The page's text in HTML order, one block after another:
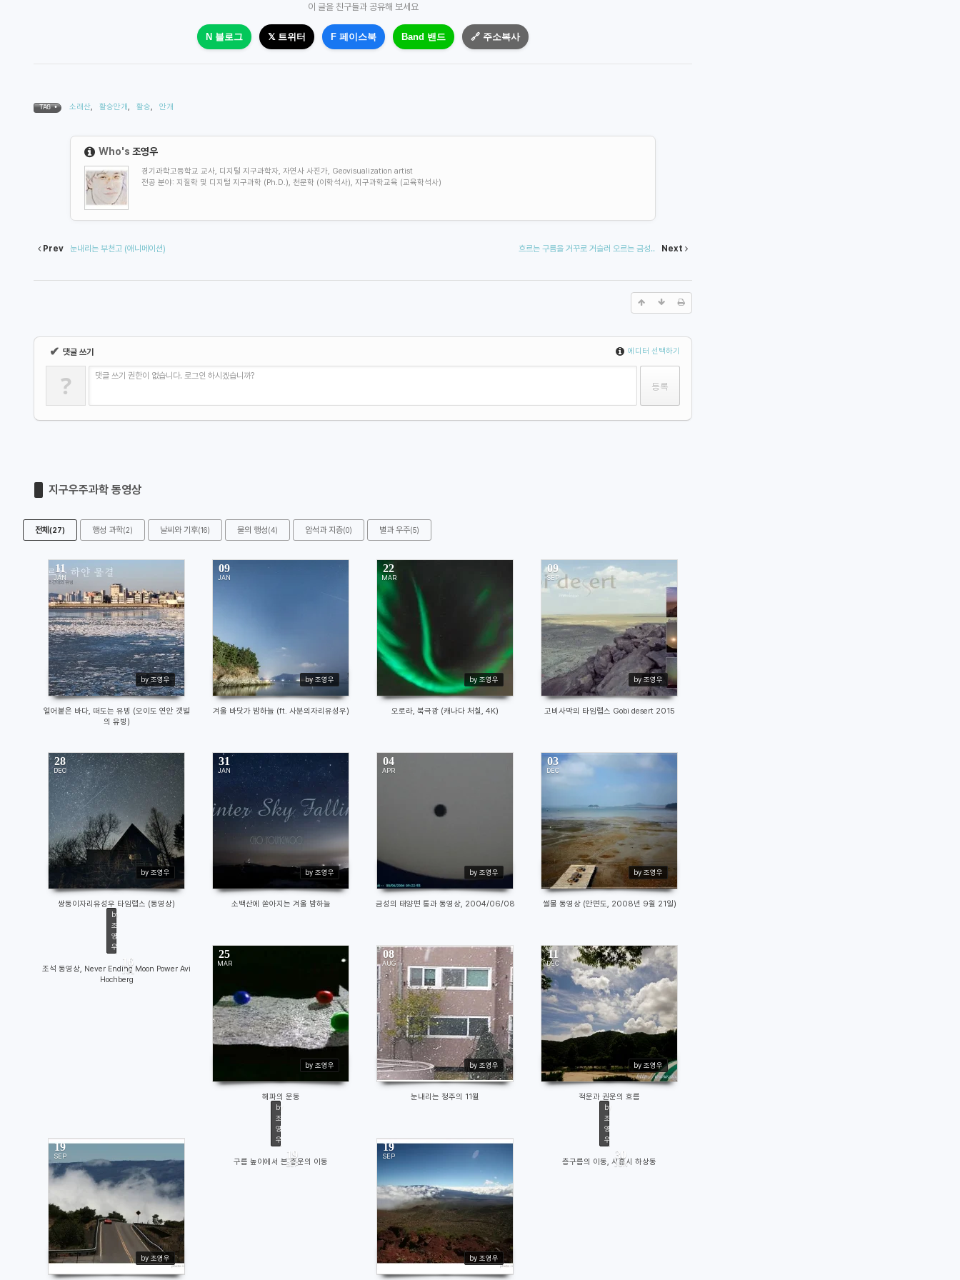
이 글을 친구들과 공유해 보세요
N 블로그 𝕏 트위터 F 페이스북 Band 밴드 🔗 주소복사
TAG • 소래산, 활승안개, 활승, 안개
Who's 조영우
경기과학고등학교 교사, 디지털 지구과학자, 자연사 사진가, Geovisualization artist
전공 분야: 지질학 및 디지털 지구과학 (Ph.D.), 천문학 (이학석사), 지구과학교육 (교육학석사)
Prev 눈내리는 부천고 (애니메이션) 흐르는 구름을 거꾸로 거슬러 오르는 금성.. Next
✔ 댓글 쓰기 에디터 선택하기
? 댓글 쓰기 권한이 없습니다. 로그인 하시겠습니까?
지구우주과학 동영상
전체 (27) 행성 과학(2) 날씨와 기후(16) 물의 행성(4) 암석과 지층(0) 별과 우주(5)
11
JAN
by 조영우
591
얼어붙은 바다, 떠도는 유빙 (오이도 연안 갯벌
의 유빙)
09
JAN
by 조영우
겨울 바닷가 밤하늘 (ft. 사분의자리유성우)
22
MAR
by 조영우
2965
오로라, 북극광 (캐나다 처칠, 4K)
09
SEP
by 조영우
고비사막의 타임랩스 Gobi desert 2015
28
DEC
by 조영우
2982
쌍둥이자리유성우 타임랩스 (동영상)
31
JAN
by 조영우
9346
소백산에 쏟아지는 겨울 밤하늘
04
APR
by 조영우
금성의 태양면 통과 동영상, 2004/06/08
03
DEC
by 조영우
썰물 동영상 (안면도, 2008년 9월 21일)
16
JUL
by
조
영
우
조석 동영상, Never Ending Moon Power Avi
Hochberg
25
MAR
by 조영우
11383
해파의 운동
08
AUG
by 조영우
14054
눈내리는 청주의 11월
11
DEC
by 조영우
14726
적운과 권운의 흐름
19
SEP
by 조영우
12428
19
SEP
by
조
영
우
구름 높이에서 본 층운의 이동
19
SEP
by 조영우
12484
30
JUN
by
조
영
우
층구름의 이동, 시흥시 하상동